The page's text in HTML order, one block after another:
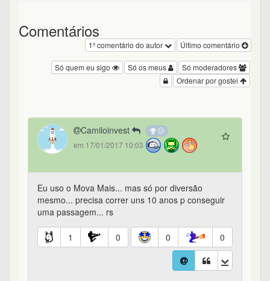
Comentários
Último comentário
1º comentário do autor
Só moderadores
Só os meus
Só quem eu sigo
Ordenar por gostei
Camiloinvest
em 17/01/2017 10:03
Eu uso o Mova Mais... mas só por diversão
mesmo... precisa correr uns 10 anos p conseguir
uma passagem... rs
1 0 0 0